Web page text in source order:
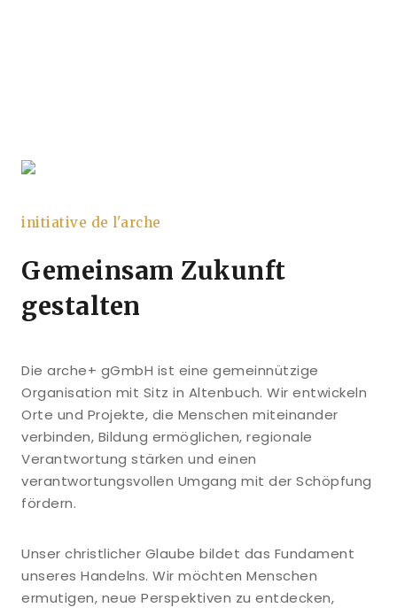
initiative de l'arche
Gemeinsam Zukunft
gestalten
Die arche+ gGmbH ist eine gemeinnützige
Organisation mit Sitz in Altenbuch. Wir entwickeln
Orte und Projekte, die Menschen miteinander
verbinden, Bildung ermöglichen, regionale
Verantwortung stärken und einen
verantwortungsvollen Umgang mit der Schöpfung
fördern.
Unser christlicher Glaube bildet das Fundament
unseres Handelns. Wir möchten Menschen
ermutigen, neue Perspektiven zu entdecken,